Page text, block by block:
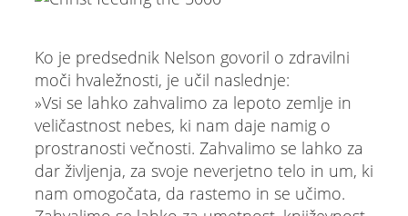
Ko je predsednik Nelson govoril o zdravilni
moči hvaležnosti, je učil naslednje:
»Vsi se lahko zahvalimo za lepoto zemlje in
veličastnost nebes, ki nam daje namig o
prostranosti večnosti. Zahvalimo se lahko za
dar življenja, za svoje neverjetno telo in um, ki
nam omogočata, da rastemo in se učimo.